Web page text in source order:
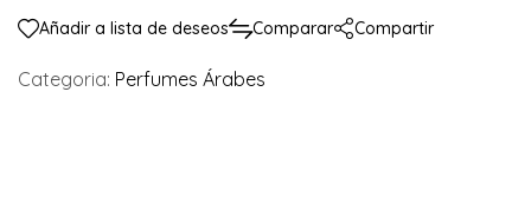
Añadir a lista de deseos Comparar Compartir
Categoria: Perfumes Árabes